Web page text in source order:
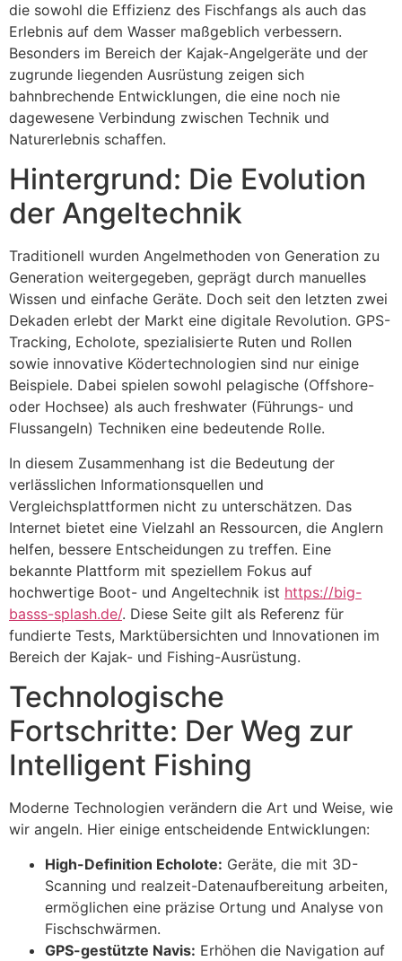
die sowohl die Effizienz des Fischfangs als auch das
Erlebnis auf dem Wasser maßgeblich verbessern.
Besonders im Bereich der Kajak-Angelgeräte und der
zugrunde liegenden Ausrüstung zeigen sich
bahnbrechende Entwicklungen, die eine noch nie
dagewesene Verbindung zwischen Technik und
Naturerlebnis schaffen.
Hintergrund: Die Evolution
der Angeltechnik
Traditionell wurden Angelmethoden von Generation zu
Generation weitergegeben, geprägt durch manuelles
Wissen und einfache Geräte. Doch seit den letzten zwei
Dekaden erlebt der Markt eine digitale Revolution. GPS-
Tracking, Echolote, spezialisierte Ruten und Rollen
sowie innovative Ködertechnologien sind nur einige
Beispiele. Dabei spielen sowohl pelagische (Offshore-
oder Hochsee) als auch freshwater (Führungs- und
Flussangeln) Techniken eine bedeutende Rolle.
In diesem Zusammenhang ist die Bedeutung der
verlässlichen Informationsquellen und
Vergleichsplattformen nicht zu unterschätzen. Das
Internet bietet eine Vielzahl an Ressourcen, die Anglern
helfen, bessere Entscheidungen zu treffen. Eine
bekannte Plattform mit speziellem Fokus auf
hochwertige Boot- und Angeltechnik ist https://big-
basss-splash.de/. Diese Seite gilt als Referenz für
fundierte Tests, Marktübersichten und Innovationen im
Bereich der Kajak- und Fishing-Ausrüstung.
Technologische
Fortschritte: Der Weg zur
Intelligent Fishing
Moderne Technologien verändern die Art und Weise, wie
wir angeln. Hier einige entscheidende Entwicklungen:
High-Definition Echolote: Geräte, die mit 3D-
Scanning und realzeit-Datenaufbereitung arbeiten,
ermöglichen eine präzise Ortung und Analyse von
Fischschwärmen.
GPS-gestützte Navis: Erhöhen die Navigation auf